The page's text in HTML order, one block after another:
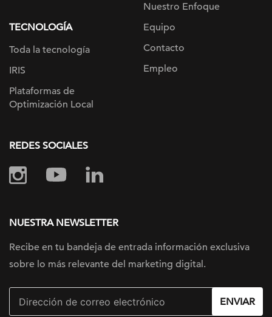
TECNOLOGÍA
Toda la tecnología
IRIS
Plataformas de
Optimización Local
Nuestro Enfoque
Equipo
Contacto
Empleo
REDES SOCIALES
NUESTRA NEWSLETTER
Recibe en tu bandeja de entrada información exclusiva
sobre lo más relevante del marketing digital.
ENVIAR